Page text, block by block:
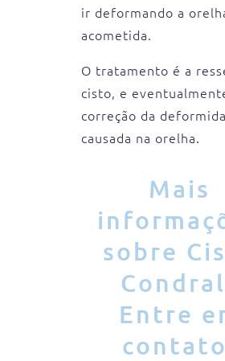
ir deformando a
acometida.
O tratamento é a
cisto, e
correção da
causada na orelha.
Mais
sobre
Entre